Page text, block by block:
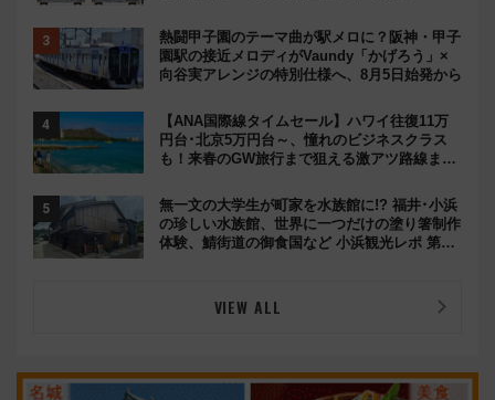
熱闘甲子園のテーマ曲が駅メロに？阪神・甲子
園駅の接近メロディがVaundy「かげろう」×
向谷実アレンジの特別仕様へ、8月5日始発から
【ANA国際線タイムセール】ハワイ往復11万
円台･北京5万円台～、憧れのビジネスクラス
も！来春のGW旅行まで狙える激アツ路線まと
無一文の大学生が町家を水族館に!? 福井･小浜
の珍しい水族館、世界に一つだけの塗り箸制作
体験、鯖街道の御食国など 小浜観光レポ 第2
VIEW ALL